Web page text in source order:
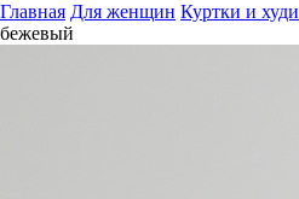
Главная Для женщин Куртки и худи
бежевый